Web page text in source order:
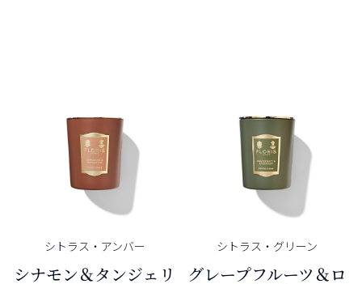
シトラス・ アンバー
シナモン＆タンジェリ
シトラス・ グリーン
グレープフルーツ＆ロ